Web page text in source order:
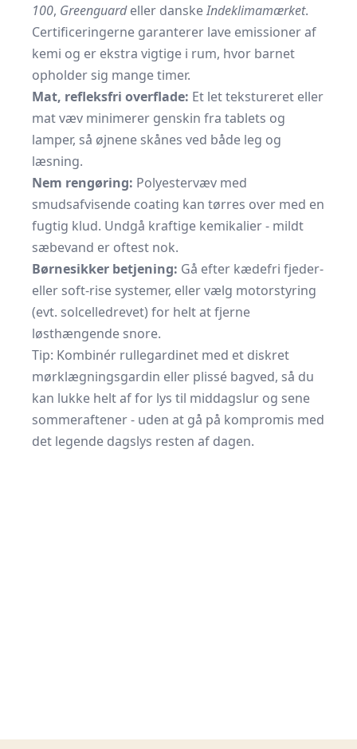
100, Greenguardeller danskeIndeklimamærket.
Certificeringerne garanterer lave emissioner af
kemi og er ekstra vigtige i rum, hvor barnet
opholder sig mange timer.
Mat, refleksfri overflade: Et let tekstureret eller
mat væv minimerer genskin fra tablets og
lamper, så øjnene skånes ved både leg og
læsning.
Nem rengøring: Polyestervæv med
smudsafvisende coating kan tørres over med en
fugtig klud. Undgå kraftige kemikalier - mildt
sæbevand er oftest nok.
Børnesikker betjening: Gå efter kædefri fjeder-
eller soft-rise systemer, eller vælg motorstyring
(evt. solcelledrevet) for helt at fjerne
løsthængende snore.
Tip: Kombinér rullegardinet med et diskret
mørklægningsgardin eller plissé bagved, så du
kan lukke helt af for lys til middagslur og sene
sommeraftener - uden at gå på kompromis med
det legende dagslys resten af dagen.